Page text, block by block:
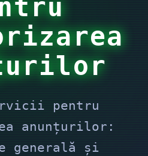
pentru
anunțurilor:
generală și